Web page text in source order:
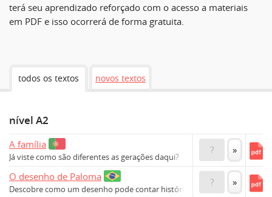
terá seu aprendizado reforçado com o acesso a materiais
em PDF e isso ocorrerá de forma gratuita.
todos os textos novos textos
nível A2
A família
Já viste como são diferentes as gerações daqui?
? »
O desenho de Paloma
Descobre como um desenho pode contar histórias únicas!
? »